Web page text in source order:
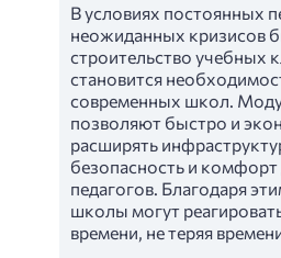
В условиях постоянных
неожиданных кризисов
строительство учебных
становится
современных школ.
позволяют быстро и
расширять
безопасность и комфорт
педагогов. Благодаря
школы могут
времени, не теряя